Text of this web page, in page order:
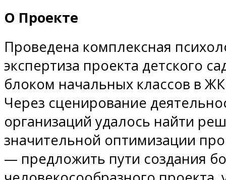
О Проекте
Проведена комплексная
экспертиза проекта детского
блоком начальных классов в
Через сценирование
организаций удалось найти
значительной оптимизации
— предложить пути создания